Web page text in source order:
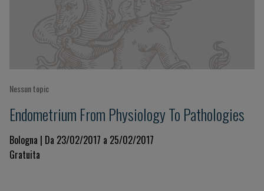
Nessun topic
Endometrium From Physiology To Pathologies
Bologna | Da 23/02/2017 a 25/02/2017
Gratuita